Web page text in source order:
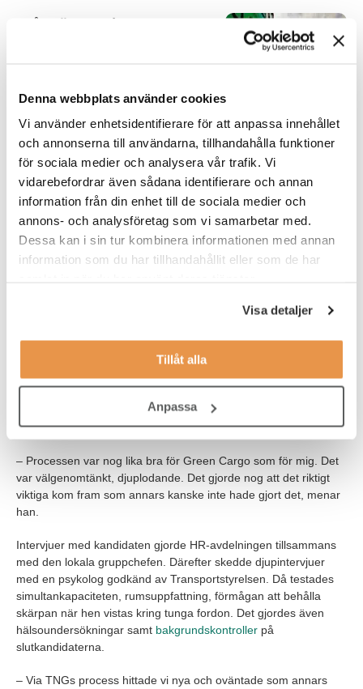
Denna webbplats använder cookies
Vi använder enhetsidentifierare för att anpassa innehållet
och annonserna till användarna, tillhandahålla funktioner
för sociala medier och analysera vår trafik. Vi
vidarebefordrar även sådana identifierare och annan
information från din enhet till de sociala medier och
annons- och analysföretag som vi samarbetar med.
Dessa kan i sin tur kombinera informationen med annan
information som du har tillhandahållit eller som de har
Visa detaljer
Tillåt alla
Anpassa
Från lärare till
kandidaterna. Och det dök upp
många oväntade kandidater som
hade fallenhet och potential. Bland
annat en före detta yogainstruktör,
en sjöman och så högstadieläraren Tom Brnelic.
Han googlade ”växlingsarbete” och kom av en slump till Green
Cargos jobb på TNGs hemsida. Tåg har alltid intresserat honom
men sett till sin CV trodde han inte själv att hans profil skulle
vara aktuell. Tom är utbildad lärare i tyska och franska och har
– Jag var 48 år och trodde nog att jag kom sist i högen, trots att
Men det finns nog många positiva egenskaper med att vara lite
äldre för just det här jobbet. Du har erfarenhet och ett lugn.
intervju efter intervju. Han gillade det av en enkel anledning. Det
kändes seriöst.
– Processen var nog lika bra för Green Cargo som för mig. Det
var välgenomtänkt, djuplodande. Det gjorde nog att det riktigt
viktiga kom fram som annars kanske inte hade gjort det, menar
han.
Intervjuer med kandidaten gjorde HR-avdelningen tillsammans
med den lokala gruppchefen. Därefter skedde djupintervjuer
med en psykolog godkänd av Transportstyrelsen. Då testades
simultankapaciteten, rumsuppfattning, förmågan att behålla
skärpan när hen vistas kring tunga fordon. Det gjordes även
hälsoundersökningar samt bakgrundskontroller på
slutkandidaterna.
– Via TNGs process hittade vi nya och oväntade som annars